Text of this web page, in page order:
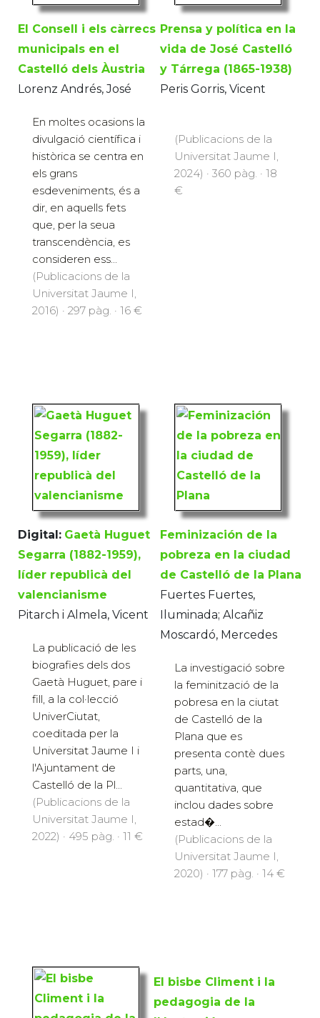
El Consell i els càrrecs
municipals en el
Castelló dels Àustria
Lorenz Andrés, José
En moltes ocasions la
divulgació científica i
històrica se centra en
els grans
esdeveniments, és a
dir, en aquells fets
que, per la seua
transcendència, es
consideren ess...
(Publicacions de la
Universitat Jaume I,
2016) · 297 pàg. · 16 €
Prensa y política en la
vida de José Castelló
y Tárrega (1865-1938)
Peris Gorris, Vicent
(Publicacions de la
Universitat Jaume I,
2024) · 360 pàg. · 18
€
Digital: Gaetà Huguet
Segarra (1882-1959),
líder republicà del
valencianisme
Pitarch i Almela, Vicent
La publicació de les
biografies dels dos
Gaetà Huguet, pare i
fill, a la col·lecció
UniverCiutat,
coeditada per la
Universitat Jaume I i
l'Ajuntament de
Castelló de la Pl...
(Publicacions de la
Universitat Jaume I,
2022) · 495 pàg. · 11 €
Feminización de la
pobreza en la ciudad
de Castelló de la Plana
Fuertes Fuertes,
Iluminada; Alcañiz
Moscardó, Mercedes
La investigació sobre
la feminització de la
pobresa en la ciutat
de Castelló de la
Plana que es
presenta contè dues
parts, una,
quantitativa, que
inclou dades sobre
estad�...
(Publicacions de la
Universitat Jaume I,
2020) · 177 pàg. · 14 €
El bisbe Climent i la
pedagogia de la